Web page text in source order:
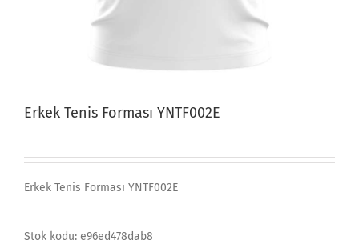
Erkek Tenis Forması YNTF002E
Erkek Tenis Forması YNTF002E
Stok kodu: e96ed478dab8